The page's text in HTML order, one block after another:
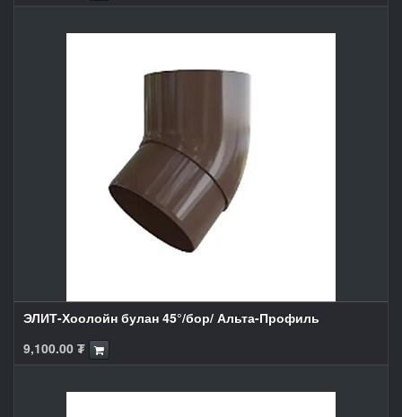
ЭЛИТ-Хоолойн булан 45°/бор/ Альта-Профиль
9,100.00 ₮